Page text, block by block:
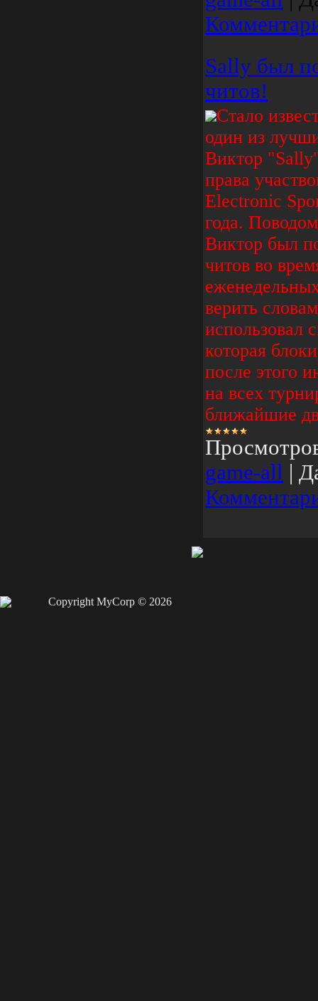
Sally был
читов!
Стало
один из
Виктор
права
Electronic
года.
Виктор был
читов во
верить
использовал
которая
после этого
на всех
ближайшие
game-all
Copyright MyCorp © 2026